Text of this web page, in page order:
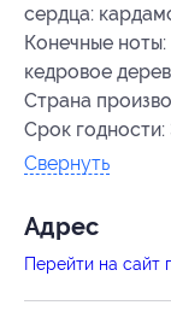
сердца:
Конечные
кедровое
Страна
Срок годности:
Свернуть
Адрес
Перейти на сайт